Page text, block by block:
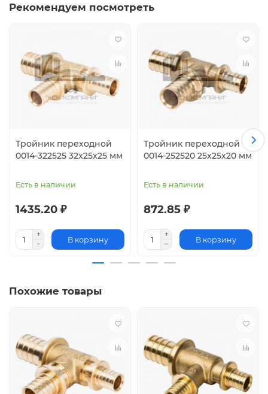
Рекомендуем посмотреть
Тройник переходной
0014-322525 32x25x25 мм
Есть в наличии
1435.20 ₽
В корзину
Тройник переходной
0014-252520 25x25x20 мм
Есть в наличии
872.85 ₽
В корзину
Похожие товары